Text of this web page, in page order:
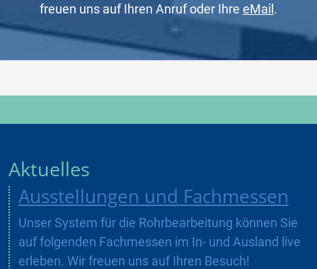
freuen uns auf Ihren Anruf oder Ihre eMail.
Aktuelles
Ausstellungen und Fachmessen
Unser System für die Rohrbearbeitung können Sie
auf folgenden Fachmessen im In- und Ausland live
erleben. Wir freuen uns auf Ihren Besuch!